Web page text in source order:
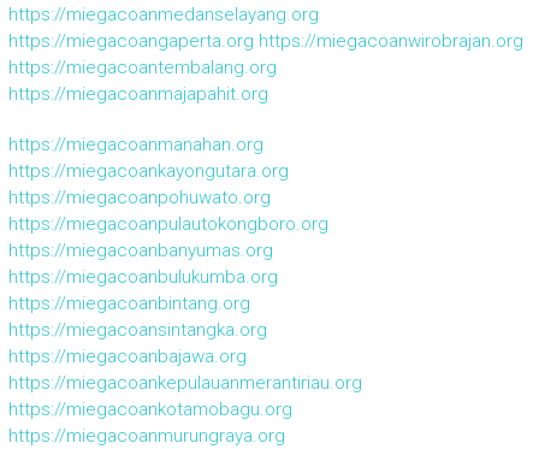
https://miegacoanmedanselayang.org
https://miegacoangaperta.org https://miegacoanwirobrajan.org
https://miegacoantembalang.org
https://miegacoanmajapahit.org
https://miegacoanmanahan.org
https://miegacoankayongutara.org
https://miegacoanpohuwato.org
https://miegacoanpulautokongboro.org
https://miegacoanbanyumas.org
https://miegacoanbulukumba.org
https://miegacoanbintang.org
https://miegacoansintangka.org
https://miegacoanbajawa.org
https://miegacoankepulauanmerantiriau.org
https://miegacoankotamobagu.org
https://miegacoanmurungraya.org